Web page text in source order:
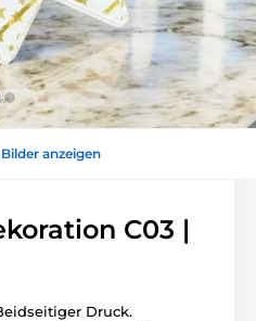
anzeigen
C03 |
Druck.